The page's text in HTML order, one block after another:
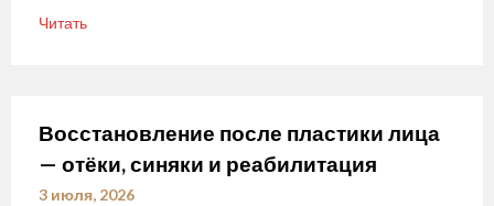
Читать
Восстановление после пластики лица
— отёки, синяки и реабилитация
3 июля, 2026